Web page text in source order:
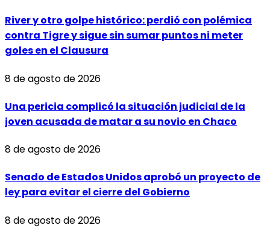
River y otro golpe histórico: perdió con polémica
contra Tigre y sigue sin sumar puntos ni meter
goles en el Clausura
8 de agosto de 2026
Una pericia complicó la situación judicial de la
joven acusada de matar a su novio en Chaco
8 de agosto de 2026
Senado de Estados Unidos aprobó un proyecto de
ley para evitar el cierre del Gobierno
8 de agosto de 2026